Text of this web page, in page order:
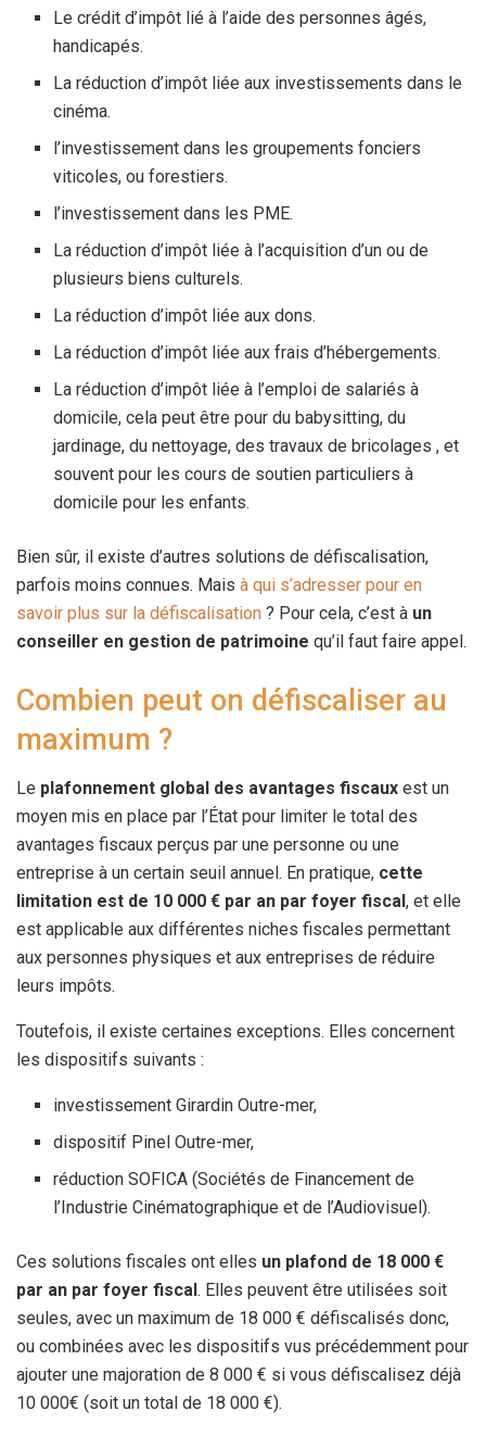
Le crédit d’impôt lié à l’aide des personnes âgés,
handicapés.
La réduction d’impôt liée aux investissements dans le
cinéma.
l’investissement dans les groupements fonciers
viticoles, ou forestiers.
l’investissement dans les PME.
La réduction d’impôt liée à l’acquisition d’un ou de
plusieurs biens culturels.
La réduction d’impôt liée aux dons.
La réduction d’impôt liée aux frais d’hébergements.
La réduction d’impôt liée à l’emploi de salariés à
domicile, cela peut être pour du babysitting, du
jardinage, du nettoyage, des travaux de bricolages , et
souvent pour les cours de soutien particuliers à
domicile pour les enfants.
Bien sûr, il existe d’autres solutions de défiscalisation,
parfois moins connues. Mais à qui s’adresser pour en
savoir plus sur la défiscalisation ? Pour cela, c’est à un
conseiller en gestion de patrimoine qu’il faut faire appel.
Combien peut on défiscaliser au
maximum ?
Le plafonnement global des avantages fiscaux est un
moyen mis en place par l’État pour limiter le total des
avantages fiscaux perçus par une personne ou une
entreprise à un certain seuil annuel. En pratique, cette
limitation est de 10 000 € par an par foyer fiscal, et elle
est applicable aux différentes niches fiscales permettant
aux personnes physiques et aux entreprises de réduire
leurs impôts.
Toutefois, il existe certaines exceptions. Elles concernent
les dispositifs suivants :
investissement Girardin Outre-mer,
dispositif Pinel Outre-mer,
réduction SOFICA (Sociétés de Financement de
l’Industrie Cinématographique et de l’Audiovisuel).
Ces solutions fiscales ont elles un plafond de 18 000 €
par an par foyer fiscal. Elles peuvent être utilisées soit
seules, avec un maximum de 18 000 € défiscalisés donc,
ou combinées avec les dispositifs vus précédemment pour
ajouter une majoration de 8 000 € si vous défiscalisez déjà
10 000€ (soit un total de 18 000 €).